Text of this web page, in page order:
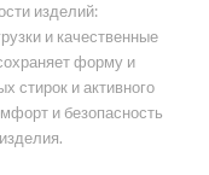
изделий:
и качественные
форму и
стирок и активного
и безопасность